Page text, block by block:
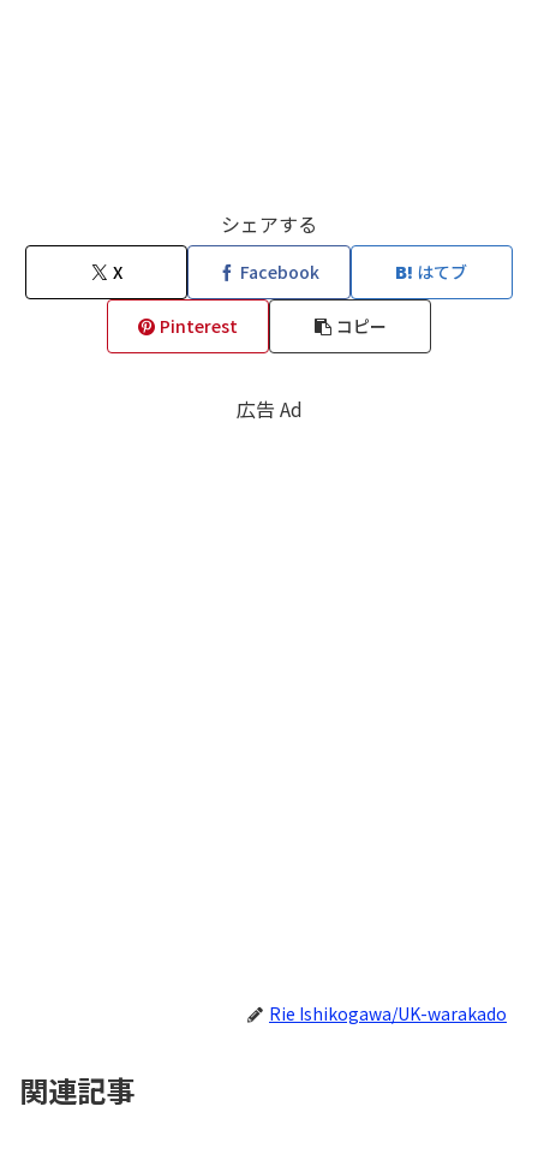
シェアする
X Facebook はてブ
Pinterest コピー
広告 Ad
Rie Ishikogawa/UK-warakado
関連記事